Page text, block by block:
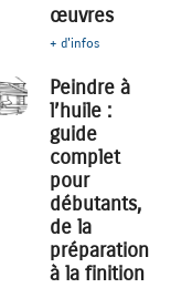
œuvres
+ d'infos
Peindre à
l’huile :
guide
complet
pour
débutants,
de la
préparation
à la finition